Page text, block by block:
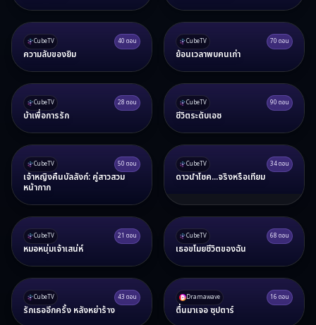
CubeTV 40 ตอน
ความลับของยิม
CubeTV 70 ตอน
ย้อนเวลาพบคนเก่า
CubeTV 28 ตอน
บ้าเพื่อการรัก
CubeTV 90 ตอน
ชีวิตระดับเอซ
CubeTV 50 ตอน
เจ้าหญิงคืนบัลลังก์: คู่สาวสวม
หน้ากาก
CubeTV 34ตอน
ดาวนำโชค...จริงหรือเทียม
CubeTV 21 ตอน
หมอหนุ่มเจ้าเสน่ห์
CubeTV 68 ตอน
เธอขโมยชีวิตของฉัน
CubeTV 43 ตอน
รักเธออีกครั้ง หลังหย่าร้าง
Dramawave 16 ตอน
ตื่นมาเจอ ซุปตาร์